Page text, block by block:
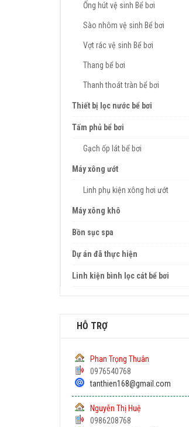
Ống hút vệ sinh Bể bơi
Sào nhôm vệ sinh Bể bơi
Vợt rác vệ sinh Bể bơi
Thang bể bơi
Thanh thoát tràn bể bơi
Thiết bị lọc nước bể bơi
Tấm phủ bể bơi
Gạch ốp lát bể bơi
Máy xông ướt
Linh phụ kiện xông hơi ướt
Máy xông khô
Bồn sục spa
Dự án đã thực hiện
Linh kiện bình lọc cát bể bơi
HỖ TRỢ
Phan Trọng Thuân
0976540768
tanthien168@gmail.com
Nguyễn Thị Huệ
0986208768